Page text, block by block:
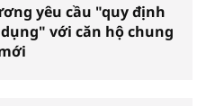
yêu cầu "quy định
với căn hộ chung